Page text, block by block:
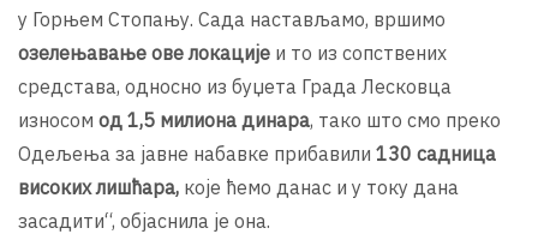
у Горњем Стопању. Сада настављамо, вршимо
озелењавање ове локације и то из сопствених
средстава, односно из буџета Града Лесковца
износом од 1,5 милиона динара, тако што смо преко
Одељења за јавне набавке прибавили 130 садница
високих лишћара, које ћемо данас и у току дана
засадити“, објаснила је она.